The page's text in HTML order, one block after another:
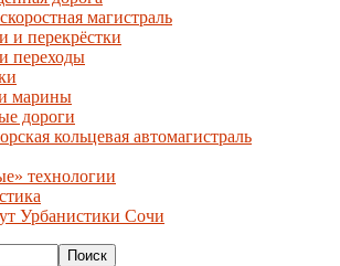
магистраль
и перекрёстки
переходы
марины
дороги
кольцевая автомагистраль
технологии
Урбанистики Сочи